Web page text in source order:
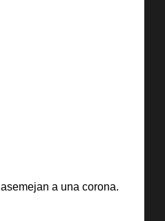
a una corona.